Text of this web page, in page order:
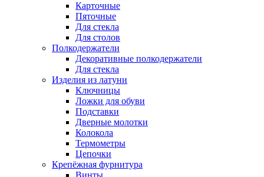
Карточные
Пяточные
Для стекла
Для столов
Полкодержатели
Декоративные полкодержатели
Для стекла
Изделия из латуни
Ключницы
Ложки для обуви
Подставки
Дверные молотки
Колокола
Термометры
Цепочки
Крепёжная фурнитура
Винты